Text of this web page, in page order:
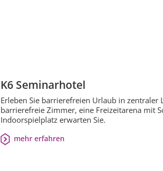
K6 Seminarhotel
Erleben Sie barrierefreien Urlaub in zentraler
barrierefreie Zimmer, eine Freizeitarena mit
Indoorspielplatz erwarten Sie.
mehr erfahren